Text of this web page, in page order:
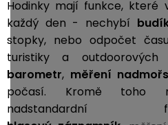
Hodinky mají funkce, které
každý den - nechybí
stopky, nebo odpočet
turistiky a
barometr, měření
počasí. Kromě toho